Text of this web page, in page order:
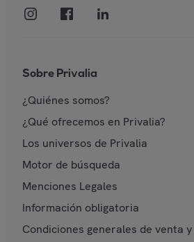
Sobre Privalia
¿Quiénes somos?
¿Qué ofrecemos en Privalia?
Los universos de Privalia
Motor de búsqueda
Menciones Legales
Información obligatoria
Condiciones generales de venta